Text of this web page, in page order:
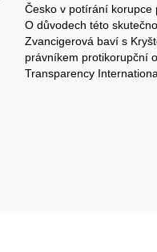
Česko v potírání korupce
O důvodech této
Zvancigerová baví s
právníkem protikorupční
Transparency